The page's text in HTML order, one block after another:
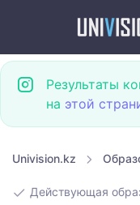
Результаты
на этой
Univision.kz
Действующая